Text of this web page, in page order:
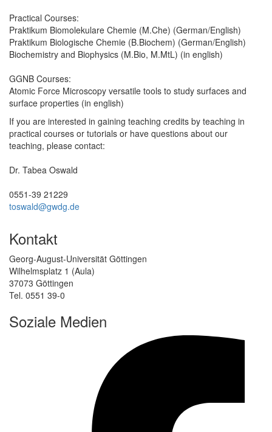
Practical Courses:
Praktikum Biomolekulare Chemie (M.Che) (German/English)
Praktikum Biologische Chemie (B.Biochem) (German/English)
Biochemistry and Biophysics (M.Bio, M.MtL) (in english)
GGNB Courses:
Atomic Force Microscopy versatile tools to study surfaces and
surface properties (in english)
If you are interested in gaining teaching credits by teaching in
practical courses or tutorials or have questions about our
teaching, please contact:
Dr. Tabea Oswald
0551-39 21229
toswald@gwdg.de
Kontakt
Georg-August-Universität Göttingen
Wilhelmsplatz 1 (Aula)
37073 Göttingen
Tel. 0551 39-0
Soziale Medien